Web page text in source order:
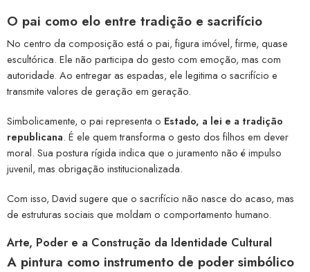
O pai como elo entre tradição e sacrifício
No centro da composição está o pai, figura imóvel, firme, quase
escultórica. Ele não participa do gesto com emoção, mas com
autoridade. Ao entregar as espadas, ele legitima o sacrifício e
transmite valores de geração em geração.
Simbolicamente, o pai representa o Estado, a lei e a tradição
republicana. É ele quem transforma o gesto dos filhos em dever
moral. Sua postura rígida indica que o juramento não é impulso
juvenil, mas obrigação institucionalizada.
Com isso, David sugere que o sacrifício não nasce do acaso, mas
de estruturas sociais que moldam o comportamento humano.
Arte, Poder e a Construção da Identidade Cultural
A pintura como instrumento de poder simbólico